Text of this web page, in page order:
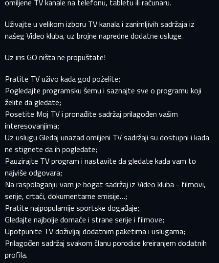
PRIJAVITE SE NA SVOJ PROFIL
EMAIL ADRESA VEĆ POSTOJI
omiljene TV kanale na telefonu, tabletu ili računaru.
Uživajte u velikom izboru TV kanala i zanimljivih sadržaja iz
našeg Video kluba, uz brojne napredne dodatne usluge.
Uz iris GO ništa ne propuštate!
Pratite TV uživo kada god poželite;
Pogledajte programsku šemu i saznajte sve o programu koji
želite da gledate;
Posetite Moj TV i pronađite sadržaj prilagođen vašim
interesovanjima;
Uz uslugu Gledaj unazad omiljeni TV sadržaji su dostupni i kada
ne stignete da ih pogledate;
Pauzirajte TV program i nastavite da gledate kada vam to
najviše odgovara;
Na raspolaganju vam je bogat sadržaj iz Video kluba - filmovi,
serije, crtaći, dokumentarne emisije…;
Pratite najpopularnije sportske događaje;
Gledajte najbolje domaće i strane serije i filmove;
Upotpunite TV doživljaj dodatnim paketima i uslugama;
Prilagođen sadržaj svakom članu porodice kreiranjem dodatnih
profila.